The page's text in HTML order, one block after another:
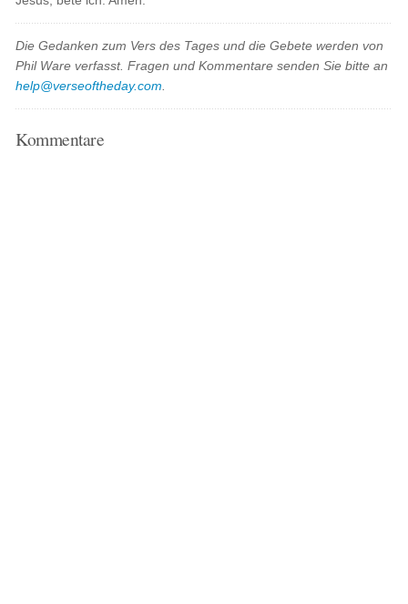
Die Gedanken zum Vers des Tages und die Gebete werden von
Phil Ware verfasst. Fragen und Kommentare senden Sie bitte an
help@verseoftheday.com
Kommentare